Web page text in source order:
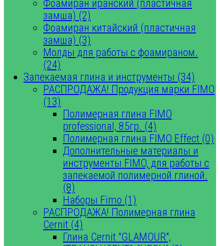
Фоамиран иранский (пластичная
замша) (2)
Фоамиран китайский (пластичная
замша) (3)
Молды для работы с фоамираном.
(24)
Запекаемая глина и инструменты (34)
РАСПРОДАЖА! Продукция марки FIMO
(13)
Полимерная глина FIMO
professional, 85гр. (4)
Полимерная глина FIMO Effect (0)
Дополнительные материалы и
инструменты FIMO, для работы с
запекаемой полимерной глиной.
(8)
Наборы Fimo (1)
РАСПРОДАЖА! Полимерная глина
Cernit (4)
Глина Cernit "GLAMOUR",